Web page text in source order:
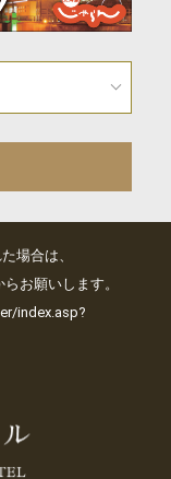
場合は、
お願いします。
index.asp?